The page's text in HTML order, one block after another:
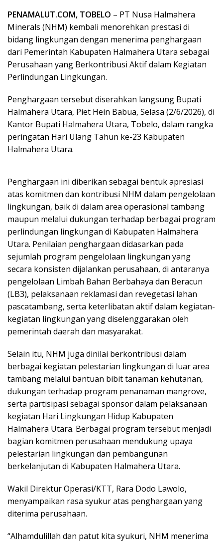
PENAMALUT.COM, TOBELO – PT Nusa Halmahera
Minerals (NHM) kembali menorehkan prestasi di
bidang lingkungan dengan menerima penghargaan
dari Pemerintah Kabupaten Halmahera Utara sebagai
Perusahaan yang Berkontribusi Aktif dalam Kegiatan
Perlindungan Lingkungan.
Penghargaan tersebut diserahkan langsung Bupati
Halmahera Utara, Piet Hein Babua, Selasa (2/6/2026), di
Kantor Bupati Halmahera Utara, Tobelo, dalam rangka
peringatan Hari Ulang Tahun ke-23 Kabupaten
Halmahera Utara.
Penghargaan ini diberikan sebagai bentuk apresiasi
atas komitmen dan kontribusi NHM dalam pengelolaan
lingkungan, baik di dalam area operasional tambang
maupun melalui dukungan terhadap berbagai program
perlindungan lingkungan di Kabupaten Halmahera
Utara. Penilaian penghargaan didasarkan pada
sejumlah program pengelolaan lingkungan yang
secara konsisten dijalankan perusahaan, di antaranya
pengelolaan Limbah Bahan Berbahaya dan Beracun
(LB3), pelaksanaan reklamasi dan revegetasi lahan
pascatambang, serta keterlibatan aktif dalam kegiatan-
kegiatan lingkungan yang diselenggarakan oleh
pemerintah daerah dan masyarakat.
Selain itu, NHM juga dinilai berkontribusi dalam
berbagai kegiatan pelestarian lingkungan di luar area
tambang melalui bantuan bibit tanaman kehutanan,
dukungan terhadap program penanaman mangrove,
serta partisipasi sebagai sponsor dalam pelaksanaan
kegiatan Hari Lingkungan Hidup Kabupaten
Halmahera Utara. Berbagai program tersebut menjadi
bagian komitmen perusahaan mendukung upaya
pelestarian lingkungan dan pembangunan
berkelanjutan di Kabupaten Halmahera Utara.
Wakil Direktur Operasi/KTT, Rara Dodo Lawolo,
menyampaikan rasa syukur atas penghargaan yang
diterima perusahaan.
“Alhamdulillah dan patut kita syukuri, NHM menerima